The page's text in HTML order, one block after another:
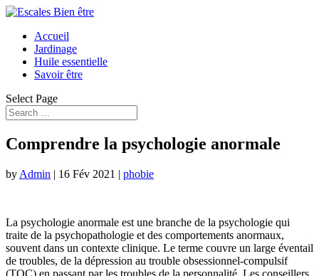
Accueil
Jardinage
Huile essentielle
Savoir être
Select Page
Comprendre la psychologie anormale
by Admin | 16 Fév 2021 | phobie
La psychologie anormale est une branche de la psychologie qui
traite de la psychopathologie et des comportements anormaux,
souvent dans un contexte clinique. Le terme couvre un large éventail
de troubles, de la dépression au trouble obsessionnel-compulsif
(TOC) en passant par les troubles de la personnalité. Les conseillers,